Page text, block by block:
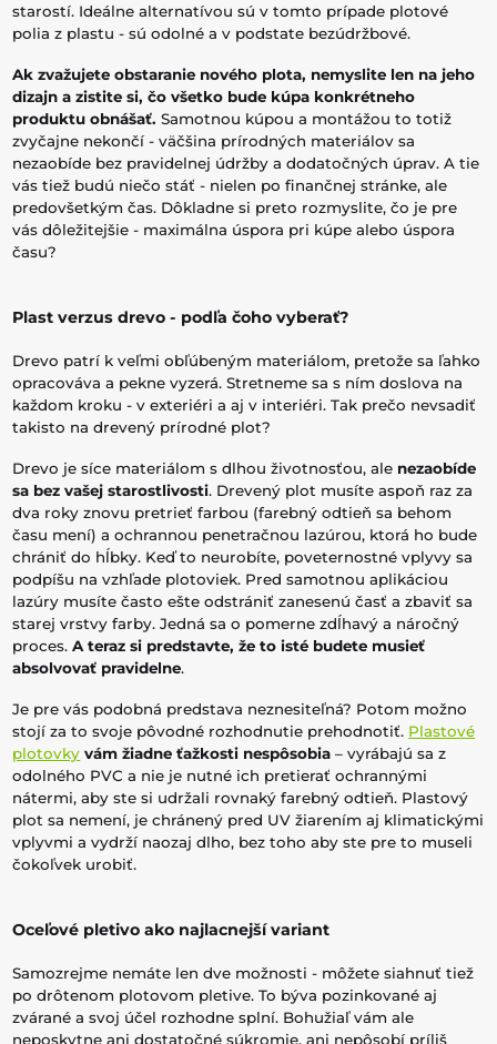
starostí. Ideálne alternatívou sú v tomto prípade plotové
polia z plastu - sú odolné a v podstate bezúdržbové.
Ak zvažujete obstaranie nového plota, nemyslite len na jeho
dizajn a zistite si, čo všetko bude kúpa konkrétneho
produktu obnášať. Samotnou kúpou a montážou to totiž
zvyčajne nekončí - väčšina prírodných materiálov sa
nezaobíde bez pravidelnej údržby a dodatočných úprav. A tie
vás tiež budú niečo stáť - nielen po finančnej stránke, ale
predovšetkým čas. Dôkladne si preto rozmyslite, čo je pre
vás dôležitejšie - maximálna úspora pri kúpe alebo úspora
času?
Plast verzus drevo - podľa čoho vyberať?
Drevo patrí k veľmi obľúbeným materiálom, pretože sa ľahko
opracováva a pekne vyzerá. Stretneme sa s ním doslova na
každom kroku - v exteriéri a aj v interiéri. Tak prečo nevsadiť
takisto na drevený prírodné plot?
Drevo je síce materiálom s dlhou životnosťou, ale nezaobíde
sa bez vašej starostlivosti. Drevený plot musíte aspoň raz za
dva roky znovu pretrieť farbou (farebný odtieň sa behom
času mení) a ochrannou penetračnou lazúrou, ktorá ho bude
chrániť do hĺbky. Keď to neurobíte, poveternostné vplyvy sa
podpíšu na vzhľade plotoviek. Pred samotnou aplikáciou
lazúry musíte často ešte odstrániť zanesenú časť a zbaviť sa
starej vrstvy farby. Jedná sa o pomerne zdĺhavý a náročný
proces.A teraz si predstavte, že to isté budete musieť
absolvovať pravidelne.
Je pre vás podobná predstava neznesiteľná? Potom možno
stojí za to svoje pôvodné rozhodnutie prehodnotiť. Plastové
plotovky vám žiadne ťažkosti nespôsobia – vyrábajú sa z
odolného PVC a nie je nutné ich pretierať ochrannými
nátermi, aby ste si udržali rovnaký farebný odtieň. Plastový
plot sa nemení, je chránený pred UV žiarením aj klimatickými
vplyvmi a vydrží naozaj dlho, bez toho aby ste pre to museli
čokoľvek urobiť.
Oceľové pletivo ako najlacnejší variant
Samozrejme nemáte len dve možnosti - môžete siahnuť tiež
po drôtenom plotovom pletive. To býva pozinkované aj
zvárané a svoj účel rozhodne splní. Bohužiaľ vám ale
neposkytne ani dostatočné súkromie, ani nepôsobí príliš